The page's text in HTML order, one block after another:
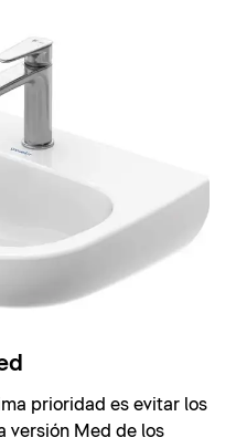
prioridad es evitar los
versión Med de los